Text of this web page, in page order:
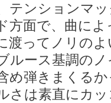
テンションマ
方面で、曲に
渡ってノリの
ルース基調の
め弾きまくる
さは素直にカ